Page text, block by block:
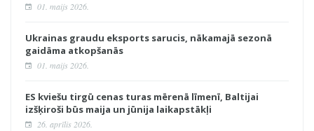
01. maijs 2026.
Ukrainas graudu eksports sarucis, nākamajā sezonā
gaidāma atkopšanās
01. maijs 2026.
ES kviešu tirgū cenas turas mērenā līmenī, Baltijai
izšķiroši būs maija un jūnija laikapstākļi
26. aprīlis 2026.